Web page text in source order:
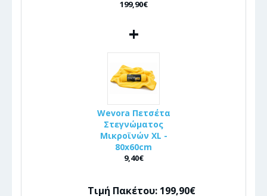
199,90€
+
Wevora Πετσέτα
Στεγνώματος
Μικροϊνών XL -
80x60cm
9,40€
Τιμή Πακέτου: 199,90€